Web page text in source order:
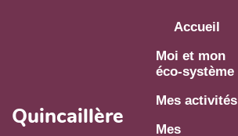
Aller au contenu principal
Quincaillère
Accueil
Moi et mon
éco-système
Mes activités
Mes